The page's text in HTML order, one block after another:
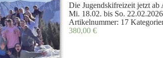
Die Jugendskifreizeit jetzt ab
Mi. 18.02. bis So. 22.02.2026
Artikelnummer: 17
380,00 €